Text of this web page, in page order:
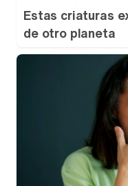
Estas criaturas
de otro planeta